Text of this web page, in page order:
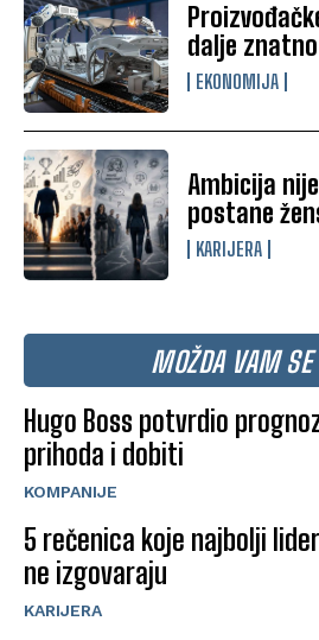
dalje
EKONOMIJA
Ambicija
postane
KARIJERA
MOŽDA VAM
Hugo Boss potvrdio
prihoda i dobiti
KOMPANIJE
5 rečenica koje najbolji
ne izgovaraju
KARIJERA